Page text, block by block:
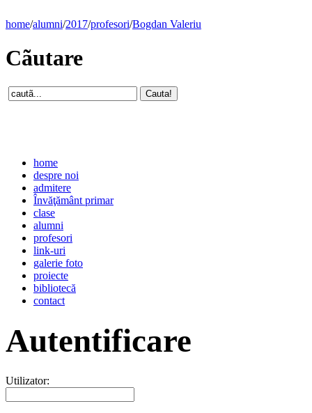
home/alumni/2017/profesori/Bogdan Valeriu
Cãutare
home
despre noi
admitere
Învăţământ primar
clase
alumni
profesori
link-uri
galerie foto
proiecte
bibliotecă
contact
Autentificare
Utilizator: